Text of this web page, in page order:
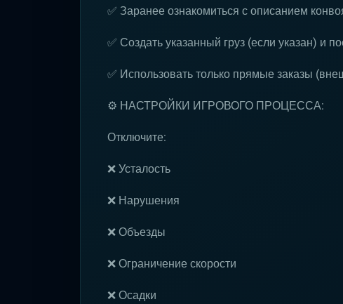
✅ Заранее ознакомиться с описанием
✅ Создать указанный груз (если указан) и
✅ Использовать только прямые заказы
⚙️ НАСТРОЙКИ ИГРОВОГО ПРОЦЕССА:
Отключите:
❌ Усталость
❌ Нарушения
❌ Объезды
❌ Ограничение скорости
❌ Осадки